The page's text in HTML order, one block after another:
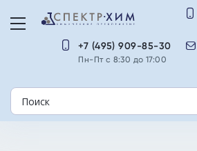
+7 (495) 909-85-30
Пн-Пт с 8:30 до 17:00